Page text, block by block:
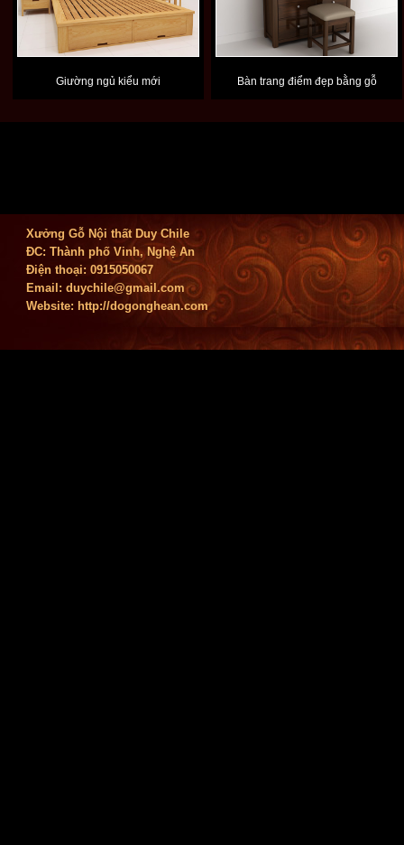
Giường ngủ kiểu mới Bàn trang điểm đẹp bằng gỗ
Xưởng Gỗ Nội thất Duy Chile
ĐC: Thành phố Vinh, Nghệ An
Điện thoại: 0915050067
Email: duychile@gmail.com
Website: http://dogonghean.com